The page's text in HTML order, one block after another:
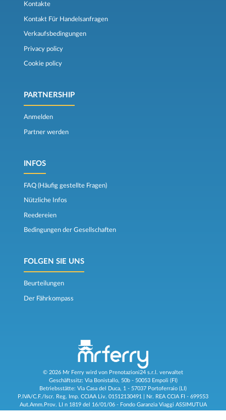
Kontakte
Kontakt Für Handelsanfragen
Verkaufsbedingungen
Privacy policy
Cookie policy
PARTNERSHIP
Anmelden
Partner werden
INFOS
FAQ (Häufig gestellte Fragen)
Nützliche Infos
Reedereien
Bedingungen der Gesellschaften
FOLGEN SIE UNS
Beurteilungen
Der Fährkompass
© 2026 Mr Ferry wird von Prenotazioni24 s.r.l. verwaltet
Geschäftssitz: Via Bonistallo, 50b - 50053 Empoli (FI)
Betriebsstätte: Via Casa del Duca, 1 - 57037 Portoferraio (LI)
P.IVA/C.F./Iscr. Reg. Imp. CCIAA Liv. 01512130491 | Nr. REA CCIA FI - 699553
Aut.Amm.Prov. LI n 1819 del 16/01/06 - Fondo Garanzia Viaggi ASSIMUTUA